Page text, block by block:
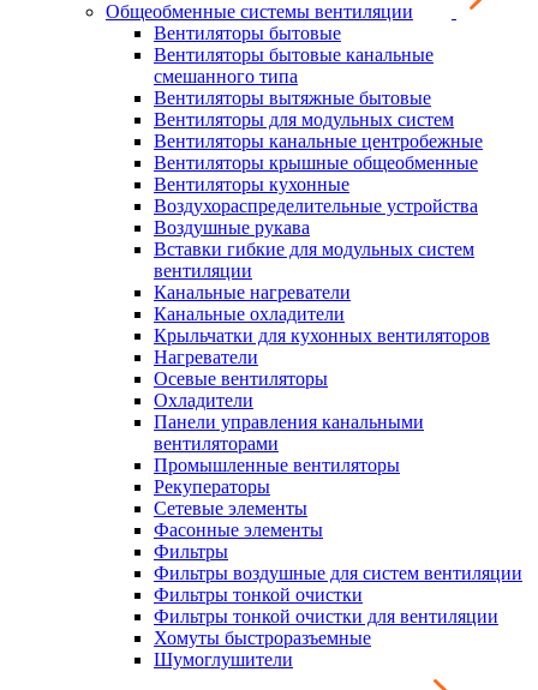
Общеобменные системы вентиляции
Вентиляторы бытовые
Вентиляторы бытовые канальные
смешанного типа
Вентиляторы вытяжные бытовые
Вентиляторы для модульных систем
Вентиляторы канальные центробежные
Вентиляторы крышные общеобменные
Вентиляторы кухонные
Воздухораспределительные устройства
Воздушные рукава
Вставки гибкие для модульных систем
вентиляции
Канальные нагреватели
Канальные охладители
Крыльчатки для кухонных вентиляторов
Нагреватели
Осевые вентиляторы
Охладители
Панели управления канальными
вентиляторами
Промышленные вентиляторы
Рекуператоры
Сетевые элементы
Фасонные элементы
Фильтры
Фильтры воздушные для систем вентиляции
Фильтры тонкой очистки
Фильтры тонкой очистки для вентиляции
Хомуты быстроразъемные
Шумоглушители